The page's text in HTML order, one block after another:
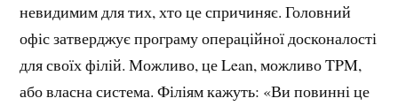
невидимим для тих, хто це спричиняє. Головний
офіс затверджує програму операційної досконалості
для своїх філій. Можливо, це Lean, можливо TPM,
або власна система. Філіям кажуть: «Ви повинні це